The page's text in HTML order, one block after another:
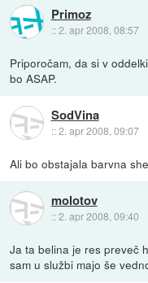
Primoz
::2. apr 2008, 08:57
Priporočam, da si v
bo ASAP.
SodVina
::2. apr 2008, 09:07
Ali bo obstajala barvna
molotov
::2. apr 2008, 09:40
Ja ta belina je res preveč
sam u službi majo še